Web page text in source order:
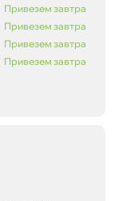
Фильтр
LCG204/
Привезем завтра
Привезем завтра
Привезем завтра
Привезем завтра